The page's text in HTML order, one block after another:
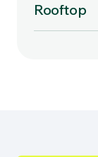
Rooftop